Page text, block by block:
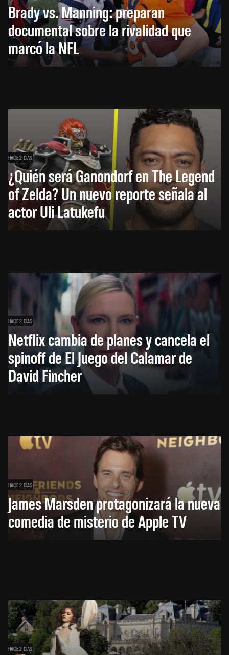
Brady vs. Manning: preparan
documental sobre la rivalidad que
marcó la NFL
HACE 2 DÍAS
¿Quién será Ganondorf en The Legend
of Zelda? Un nuevo reporte señala al
actor Uli Latukefu
HACE 2 DÍAS
Netflix cambia de planes y cancela el
spinoff de El Juego del Calamar de
David Fincher
HACE 2 DÍAS
James Marsden protagonizará la nueva
comedia de misterio de Apple TV
HACE 2 DÍAS